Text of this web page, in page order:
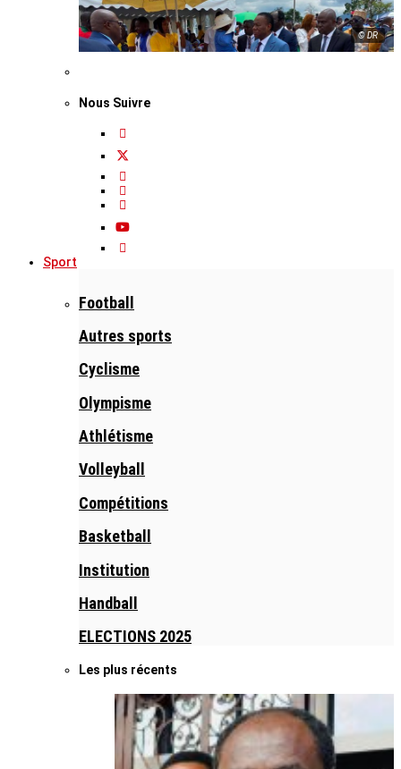
© DR
Nous Suivre
Sport
Football
Autres sports
Cyclisme
Olympisme
Athlétisme
Volleyball
Compétitions
Basketball
Institution
Handball
ELECTIONS 2025
Les plus récents